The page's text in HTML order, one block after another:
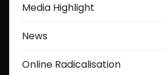
Media Highlight
News
Online Radicalisation